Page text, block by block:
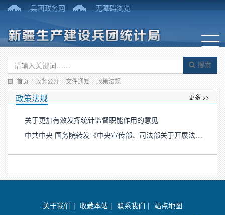
兵团政务网 无障碍浏览
搜索
首页 / 政务公开 / 文件通知 / 政策法规
政策法规 更多 >>
关于更加有效发挥统计监督职能作用的意见
中共中央 国务院转发《中央宣传部、司法部关于开展法治宣传教育的第八个五年规划（2021－2025年）》
关于我们 | 收藏本站 | 联系我们 | 站点地图